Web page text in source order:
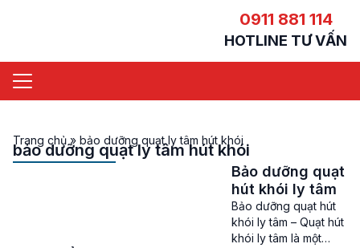
0911 881 114
HOTLINE TƯ VẤN
Trang chủ » bảo dưỡng quạt ly tâm hút khói
bảo dưỡng quạt ly tâm hút khói
Bảo dưỡng quạt
hút khói ly tâm
Bảo dưỡng quạt hút
khói ly tâm – Quạt hút
khói ly tâm là một